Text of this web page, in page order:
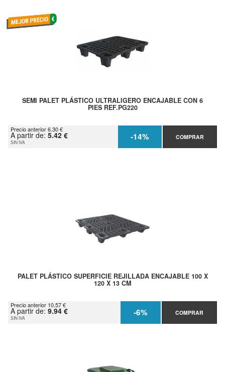
SEMI PALET PLÁSTICO ULTRALIGERO ENCAJABLE CON 6
PIES REF.PG220
Precio anterior 6.30 €
A partir de: 5.42 €
SIN IVA -14% COMPRAR
PALET PLÁSTICO SUPERFICIE REJILLADA ENCAJABLE 100 X
120 X 13 CM
Precio anterior 10.57 €
A partir de: 9.94 €
SIN IVA -6% COMPRAR